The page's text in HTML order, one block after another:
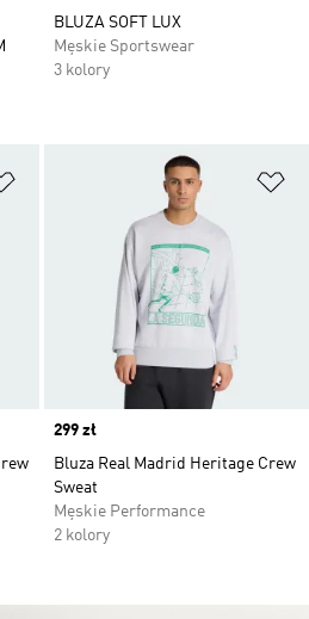
BLUZA SOFT LUX
Męskie Sportswear
3 kolory
Dodaj do listy życzeń
Price
299 zł
Bluza Real Madrid Heritage Crew
Sweat
Męskie Performance
2 kolory